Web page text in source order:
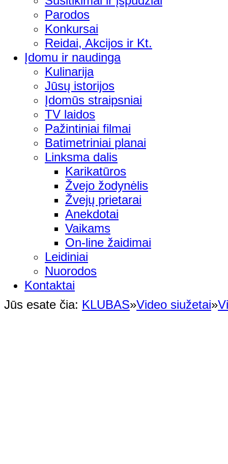
Parodos
Konkursai
Reidai, Akcijos ir Kt.
Įdomu ir naudinga
Kulinarija
Jūsų istorijos
Įdomūs straipsniai
TV laidos
Pažintiniai filmai
Batimetriniai planai
Linksma dalis
Karikatūros
Žvejo žodynėlis
Žvejų prietarai
Anekdotai
Vaikams
On-line žaidimai
Leidiniai
Nuorodos
Kontaktai
Jūs esate čia: KLUBAS»Video siužetai»